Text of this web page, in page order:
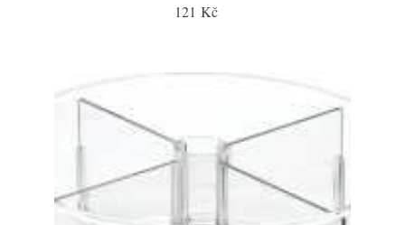
121 Kč